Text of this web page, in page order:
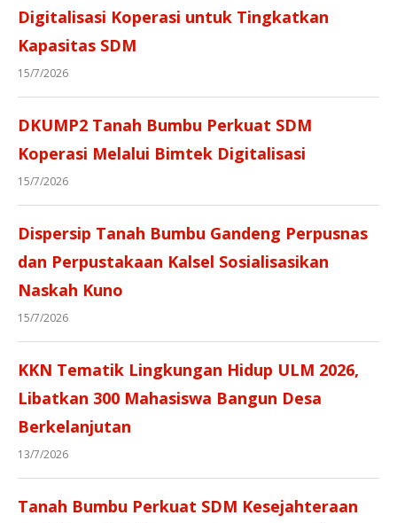
Digitalisasi Koperasi untuk Tingkatkan
Kapasitas SDM
15/7/2026
DKUMP2 Tanah Bumbu Perkuat SDM
Koperasi Melalui Bimtek Digitalisasi
15/7/2026
Dispersip Tanah Bumbu Gandeng Perpusnas
dan Perpustakaan Kalsel Sosialisasikan
Naskah Kuno
15/7/2026
KKN Tematik Lingkungan Hidup ULM 2026,
Libatkan 300 Mahasiswa Bangun Desa
Berkelanjutan
13/7/2026
Tanah Bumbu Perkuat SDM Kesejahteraan